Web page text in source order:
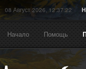
08 Август 2026, 12:37:22
Начало Помощь